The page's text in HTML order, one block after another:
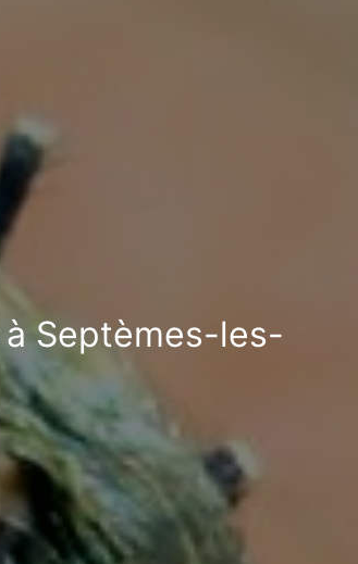
Septèmes-les-